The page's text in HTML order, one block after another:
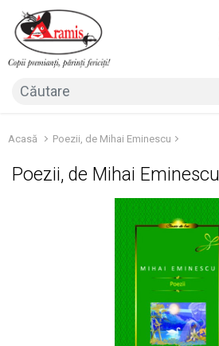
Acasă Poezii, de Mihai Eminescu
Poezii, de Mihai Eminescu